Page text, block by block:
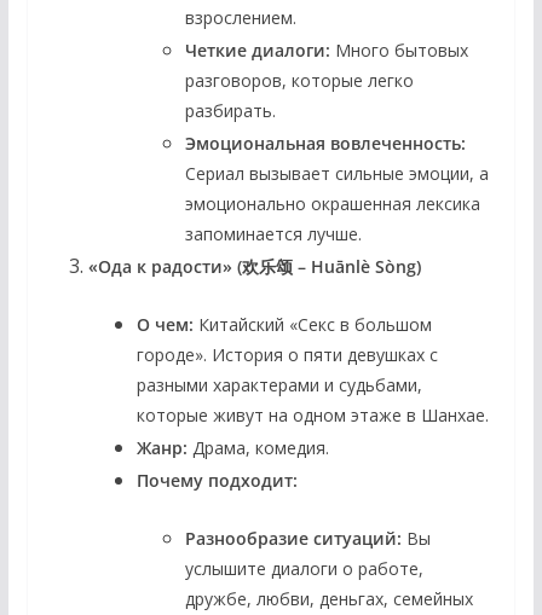
взрослением.
Четкие диалоги: Много бытовых
разговоров, которые легко
разбирать.
Эмоциональная вовлеченность:
Сериал вызывает сильные эмоции, а
эмоционально окрашенная лексика
запоминается лучше.
«Ода к радости» (欢乐颂 – Huānlè Sòng)
О чем: Китайский «Секс в большом
городе». История о пяти девушках с
разными характерами и судьбами,
которые живут на одном этаже в Шанхае.
Жанр: Драма, комедия.
Почему подходит:
Разнообразие ситуаций: Вы
услышите диалоги о работе,
дружбе, любви, деньгах, семейных